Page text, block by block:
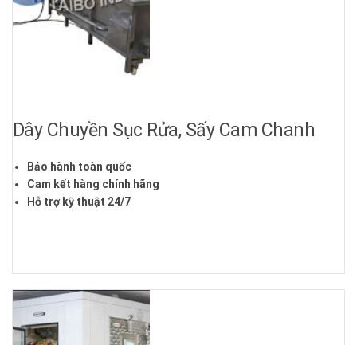
Dây Chuyền Sục Rửa, Sấy Cam Chanh
Bảo hành toàn quốc
Cam kết hàng chính hãng
Hỗ trợ kỹ thuật 24/7